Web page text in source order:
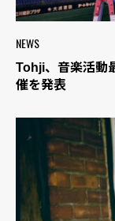
NEWS
Tohji、音楽活動
催を発表